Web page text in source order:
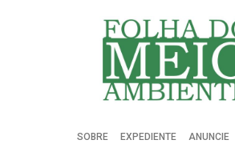
Folha do Meio Ambiente
SOBRE EXPEDIENTE ANUNCIE